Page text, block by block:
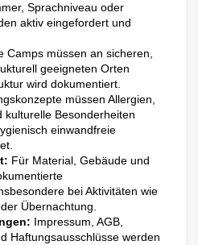
Sprachniveau oder
aktiv eingefordert und
Camps müssen an sicheren,
geeigneten Orten
wird dokumentiert.
müssen Allergien,
kulturelle Besonderheiten
einwandfreie
Für Material, Gebäude und
bei Aktivitäten wie
Übernachtung.
Impressum, AGB,
Haftungsausschlüsse werden